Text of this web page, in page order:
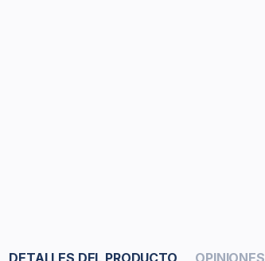
DETALLES DEL PRODUCTO OPINIONES